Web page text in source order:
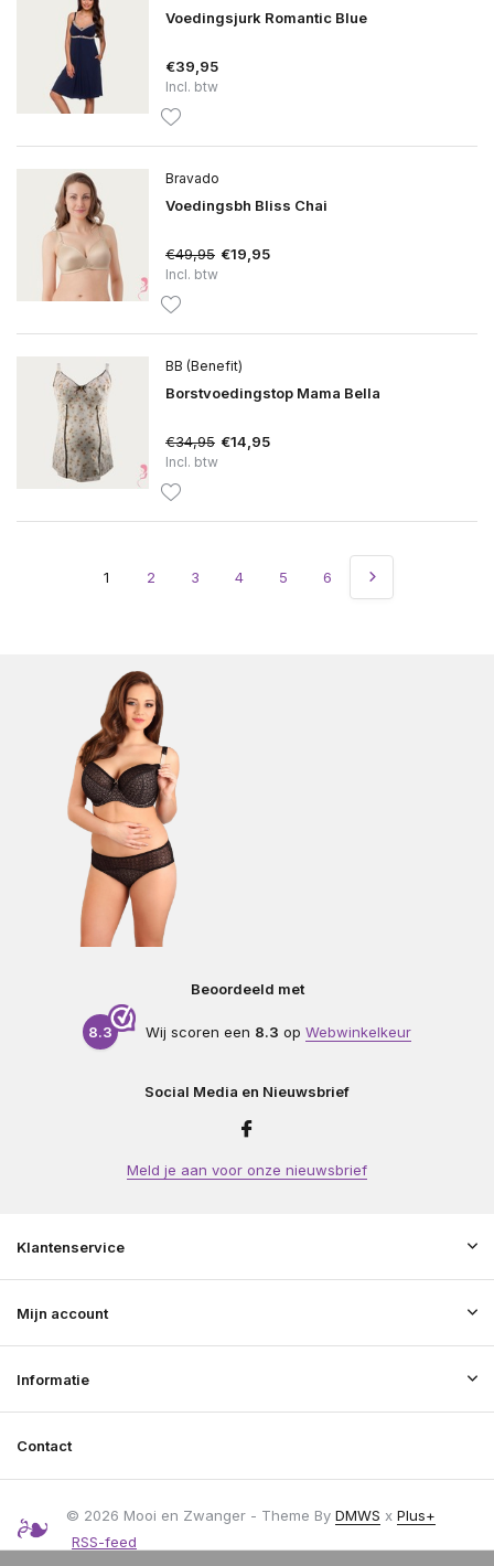
Voedingsjurk Romantic Blue
€39,95
Incl. btw
Bravado
Voedingsbh Bliss Chai
€49,95 €19,95
Incl. btw
BB (Benefit)
Borstvoedingstop Mama Bella
€34,95 €14,95
Incl. btw
1 2 3 4 5 6
Beoordeeld met
8.3 Wij scoren een 8.3 op Webwinkelkeur
Social Media en Nieuwsbrief
Meld je aan voor onze nieuwsbrief
Klantenservice
Mijn account
Informatie
Contact
© 2026 Mooi en Zwanger - Theme By DMWS x Plus+
RSS-feed